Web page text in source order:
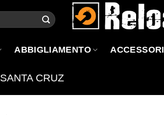
ABBIGLIAMENTO ACCESSORI
SANTA CRUZ